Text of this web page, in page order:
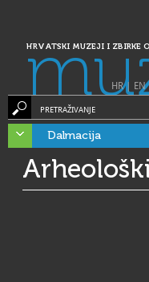
HRVATSKI MUZEJI I ZBIRKE
HR| EN
PRETRAŽIVANJE
Dalmacija